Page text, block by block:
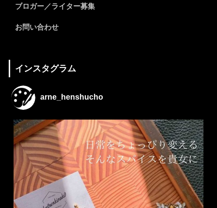
ブロガー／ライター募集
お問い合わせ
インスタグラム
arne_henshucho